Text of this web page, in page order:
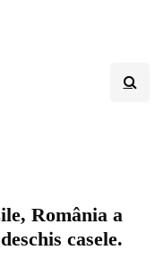
România a
casele.